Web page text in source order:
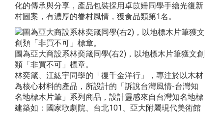
化的傳承與分享，產品包裝採用卓苡姍同學手繪光復新
村圖案，有濃厚的眷村風情，獲食品類第1名。
圖為亞大商設系林奕箴同學(右2)，以地標木片筆獲文創
類「非買不可」標章。
林奕箴、江紘宇同學的「復千金洋行」，專注於以木材
為核心材料的產品，所設計的「訴說台灣風情-台灣知
名地標木片筆」系列商品，設計靈感來自台灣知名地標
建築如：國家歌劇院、台北101、亞大附屬現代美術館